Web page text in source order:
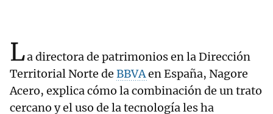
La directora de patrimonios en la Dirección
Territorial Norte de BBVAen España, Nagore
Acero, explica cómo la combinación de un trato
cercano y el uso de la tecnología les ha